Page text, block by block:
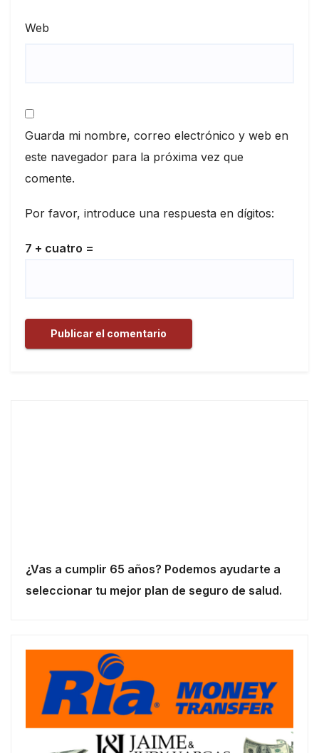
Web
Guarda mi nombre, correo electrónico y web en
este navegador para la próxima vez que
comente.
Por favor, introduce una respuesta en dígitos:
7 + cuatro =
¿Vas a cumplir 65 años? Podemos ayudarte a
seleccionar tu mejor plan de seguro de salud.